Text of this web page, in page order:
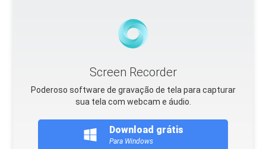
Screen Recorder
Poderoso software de gravação de tela para capturar
sua tela com webcam e áudio.
Download grátis
Para Windows